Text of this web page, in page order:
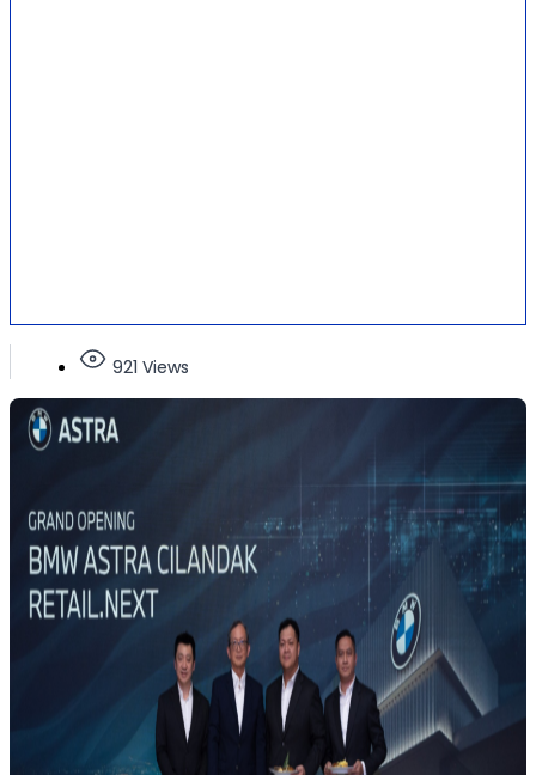
921 Views